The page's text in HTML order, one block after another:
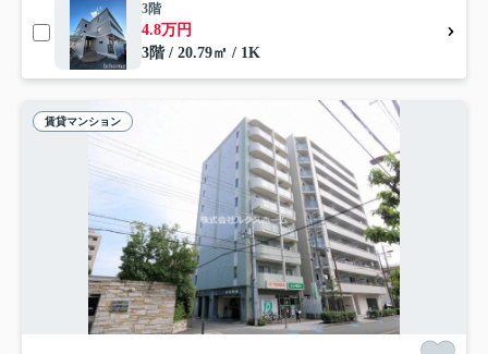
3階
4.8万円
3階 / 20.79㎡ / 1K
賃貸マンション